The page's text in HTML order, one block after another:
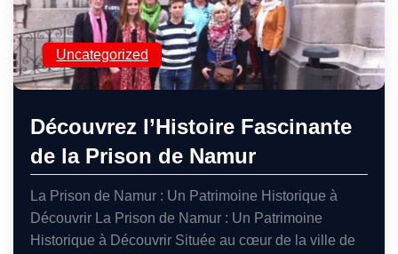
Uncategorized
Découvrez l’Histoire Fascinante
de la Prison de Namur
La Prison de Namur : Un Patrimoine Historique à
Découvrir La Prison de Namur : Un Patrimoine
Historique à Découvrir Située au cœur de la ville de